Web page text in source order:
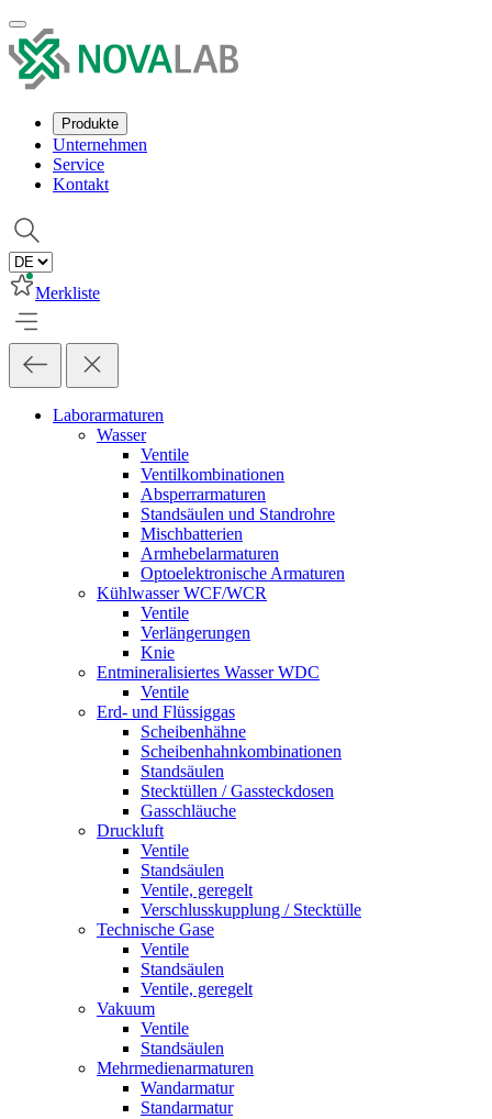
Produkte
Unternehmen
Service
Kontakt
Merkliste
Laborarmaturen
Wasser
Ventile
Ventilkombinationen
Absperrarmaturen
Standsäulen und Standrohre
Mischbatterien
Armhebelarmaturen
Optoelektronische Armaturen
Kühlwasser WCF/WCR
Ventile
Verlängerungen
Knie
Entmineralisiertes Wasser WDC
Ventile
Erd- und Flüssiggas
Scheibenhähne
Scheibenhahnkombinationen
Standsäulen
Stecktüllen / Gassteckdosen
Gasschläuche
Druckluft
Ventile
Standsäulen
Ventile, geregelt
Verschlusskupplung / Stecktülle
Technische Gase
Ventile
Standsäulen
Ventile, geregelt
Vakuum
Ventile
Standsäulen
Mehrmedienarmaturen
Wandarmatur
Standarmatur